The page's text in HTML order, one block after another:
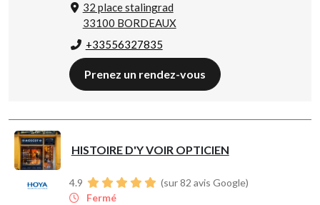
32 place stalingrad
33100 BORDEAUX
+33556327835
Prenez un rendez-vous
HISTOIRE D'Y VOIR OPTICIEN
4.9
(sur 82 avis Google)
Fermé